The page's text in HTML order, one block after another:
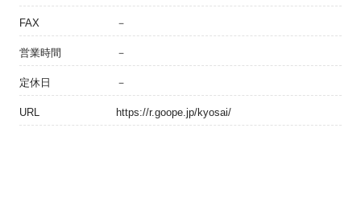
FAX －
営業時間 －
定休日 －
URL https://r.goope.jp/kyosai/